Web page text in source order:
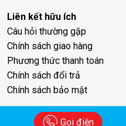
Gọi điện
Liên kết hữu ích
Câu hỏi thường gặp
Chính sách giao hàng
Phương thức thanh toán
Chính sách đổi trả
Chính sách bảo mật